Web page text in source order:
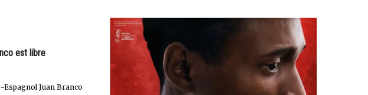
est libre
Espagnol Juan Branco